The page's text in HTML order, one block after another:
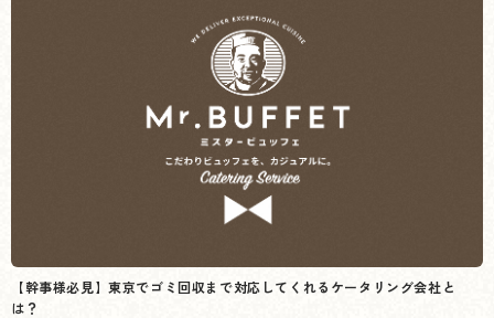
【幹事様必見】東京でゴミ回収まで対応してくれるケータリング会社と
は？